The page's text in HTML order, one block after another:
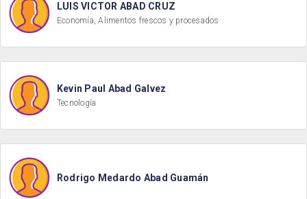
LUIS VICTOR ABAD CRUZ
Economía, Alimentos frescos y procesados
Kevin Paul Abad Galvez
Tecnología
Rodrigo Medardo Abad Guamán